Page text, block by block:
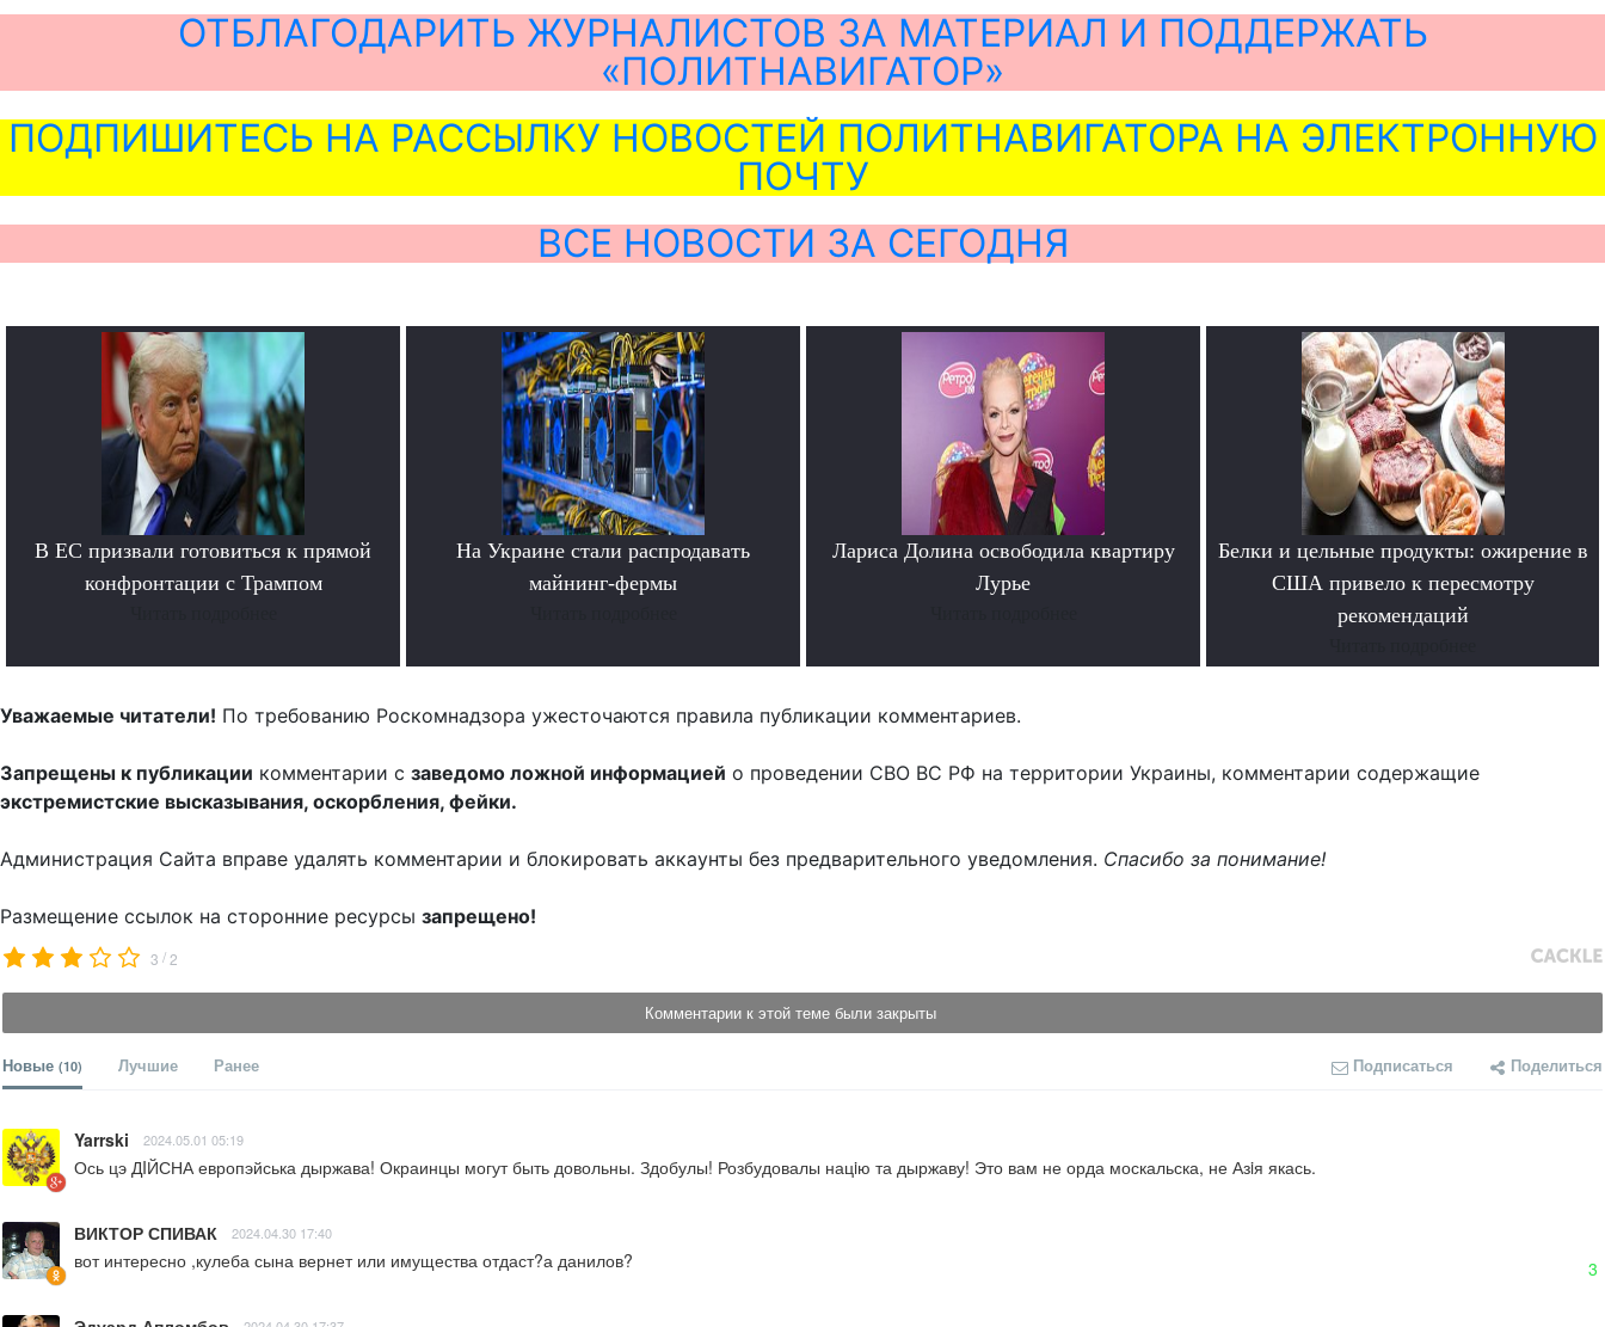
ОТБЛАГОДАРИТЬ ЖУРНАЛИСТОВ ЗА МАТЕРИАЛ И ПОДДЕРЖАТЬ
«ПОЛИТНАВИГАТОР»
ПОДПИШИТЕСЬ НА РАССЫЛКУ НОВОСТЕЙ ПОЛИТНАВИГАТОРА НА ЭЛЕКТРОННУЮ
ПОЧТУ
ВСЕ НОВОСТИ ЗА СЕГОДНЯ
В ЕС призвали готовиться к прямой
конфронтации с Трампом
На Украине стали распродавать
майнинг-фермы
Лариса Долина освободила квартиру
Лурье
Белки и цельные продукты: ожирение в
США привело к пересмотру
рекомендаций
Уважаемые читатели! По требованию Роскомнадзора ужесточаются правила публикации комментариев.
Запрещены к публикации комментарии с заведомо ложной информацией о проведении СВО ВС РФ на территории Украины, комментарии содержащие
экстремистские высказывания, оскорбления, фейки.
Администрация Сайта вправе удалять комментарии и блокировать аккаунты без предварительного уведомления. Спасибо за понимание!
Размещение ссылок на сторонние ресурсы запрещено!
3 /2
Комментарии к этой теме были закрыты
Новые (10) Лучшие Ранее Подписаться Поделиться
Yarrski 2024.05.01 05:19
Ось цэ ДIЙСНА европэйська дыржава! Окраинцы могут быть довольны. Здобулы! Розбудовалы нацiю та дыржаву! Это вам не орда москальска, не Азiя якась.
ВИКТОР СПИВАК 2024.04.30 17:40
вот интересно ,кулеба сына вернет или имущества отдаст?а данилов? 3